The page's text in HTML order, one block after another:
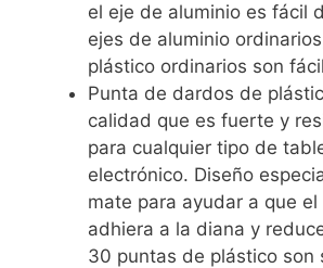
el eje de aluminio es fácil
ejes de aluminio
plástico ordinarios son
Punta de dardos de
calidad que es fuerte y
para cualquier tipo de
electrónico. Diseño
mate para ayudar a que
adhiera a la diana y
30 puntas de plástico son